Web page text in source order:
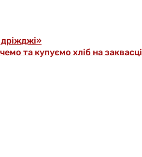
та купуємо хліб на заквасці